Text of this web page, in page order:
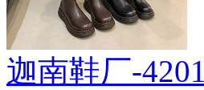
迦南鞋厂-4201